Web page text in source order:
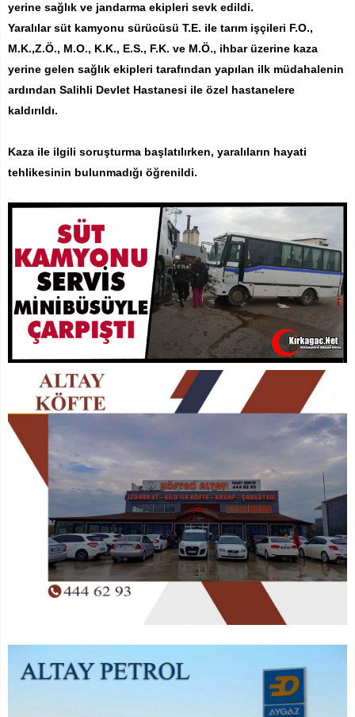
yerine sağlık ve jandarma ekipleri sevk edildi.
Yaralılar süt kamyonu sürücüsü T.E. ile tarım işçileri F.O.,
M.K.,Z.Ö., M.O., K.K., E.S., F.K. ve M.Ö., ihbar üzerine kaza
yerine gelen sağlık ekipleri tarafından yapılan ilk müdahalenin
ardından Salihli Devlet Hastanesi ile özel hastanelere
kaldırıldı.
Kaza ile ilgili soruşturma başlatılırken, yaralıların hayati
tehlikesinin bulunmadığı öğrenildi.